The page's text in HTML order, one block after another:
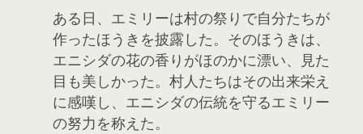
ある日、エミリーは村の祭りで自分たちが
作ったほうきを披露した。そのほうきは、
エニシダの花の香りがほのかに漂い、見た
目も美しかった。村人たちはその出来栄え
に感嘆し、エニシダの伝統を守るエミリー
の努力を称えた。